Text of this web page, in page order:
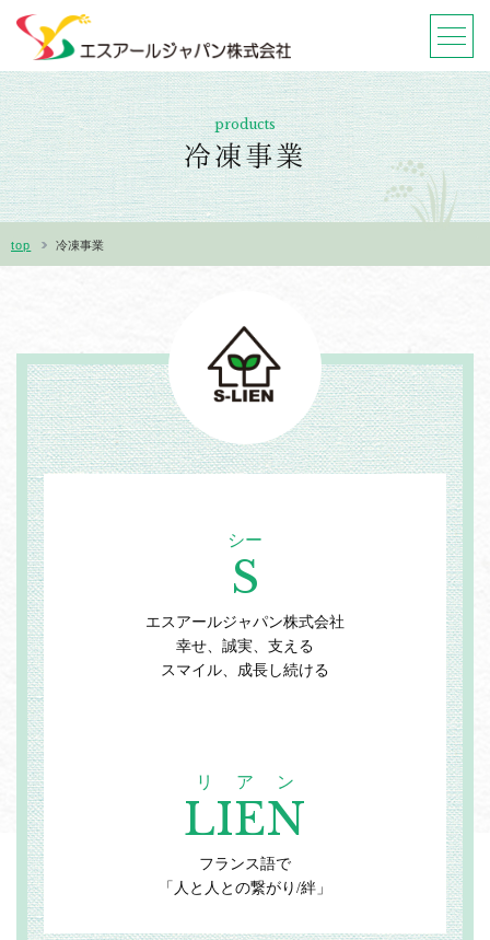
ごあいさつ
3つのこだわり
会社概要
採用情報
お問い合わせ
products
冷凍事業
top 冷凍事業
S
シー
エスアールジャパン株式会社
幸せ、誠実、支える
スマイル、成長し続ける
LIEN
リアン
フランス語で
「人と人との繋がり/絆」